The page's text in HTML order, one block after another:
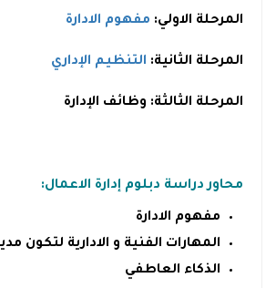
المرحلة الاولي: مفهوم الادارة
المرحلة الثانية: التنظيم الإداري
المرحلة الثالثة: وظائف الإدارة
محاور دراسة دبلوم إدارة الاعمال:
مفهوم الادارة
المهارات الفنية و الادارية لتكون
الذكاء العاطفي